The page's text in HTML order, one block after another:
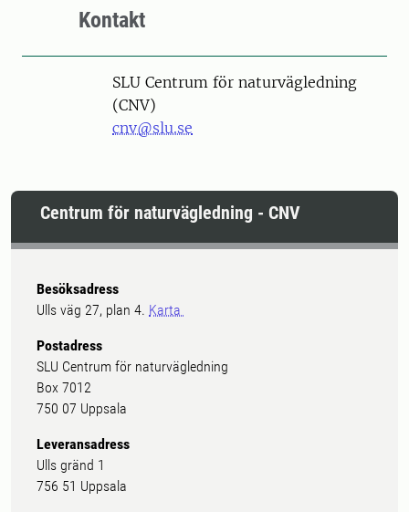
Kontakt
SLU Centrum för naturvägledning
(CNV)
cnv@slu.se
Centrum för naturvägledning - CNV
Besöksadress
Ulls väg 27, plan 4. Karta
Postadress
SLU Centrum för naturvägledning
Box 7012
750 07 Uppsala
Leveransadress
Ulls gränd 1
756 51 Uppsala